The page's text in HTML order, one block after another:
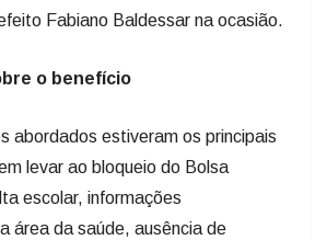
Fabiano Baldessar na ocasião.
o benefício
abordados estiveram os principais
levar ao bloqueio do Bolsa
escolar, informações
área da saúde, ausência de